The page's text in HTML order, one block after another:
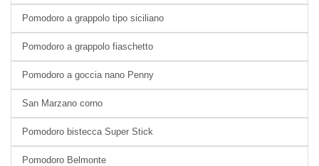
Pomodoro a grappolo tipo siciliano
Pomodoro a grappolo fiaschetto
Pomodoro a goccia nano Penny
San Marzano corno
Pomodoro bistecca Super Stick
Pomodoro Belmonte